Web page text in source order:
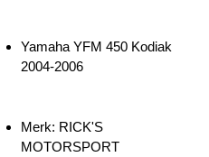
Yamaha YFM 450 Kodiak
2004-2006
Merk: RICK'S
MOTORSPORT